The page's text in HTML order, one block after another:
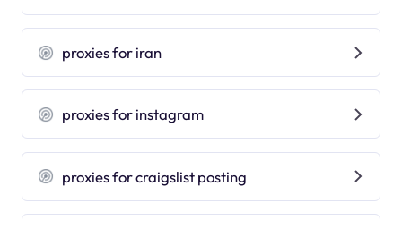
proxies for iran
proxies for instagram
proxies for craigslist posting